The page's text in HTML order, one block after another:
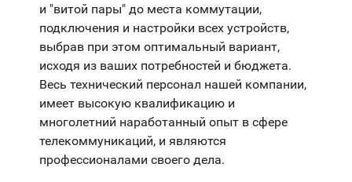
и "витой пары" до места коммутации,
подключения и настройки всех устройств,
выбрав при этом оптимальный вариант,
исходя из ваших потребностей и бюджета.
Весь технический персонал нашей компании,
имеет высокую квалификацию и
многолетний наработанный опыт в сфере
телекоммуникаций, и являются
профессионалами своего дела.